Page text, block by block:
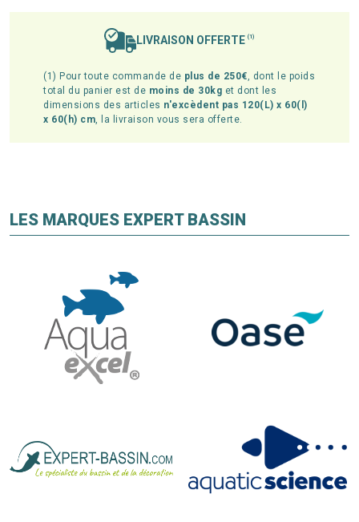
LIVRAISON OFFERTE (1)
(1) Pour toute commande de plus de 250€, dont le poids
total du panier est de moins de 30kg et dont les
dimensions des articles n'excèdent pas 120(L) x 60(l)
x 60(h) cm, la livraison vous sera offerte.
LES MARQUES EXPERT BASSIN